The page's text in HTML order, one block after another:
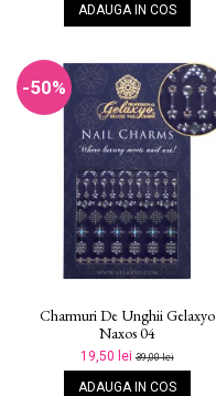
ADAUGA IN COS
-50%
Charmuri De Unghii Gelaxyo
Naxos 04
19,50 lei39,00 lei
ADAUGA IN COS